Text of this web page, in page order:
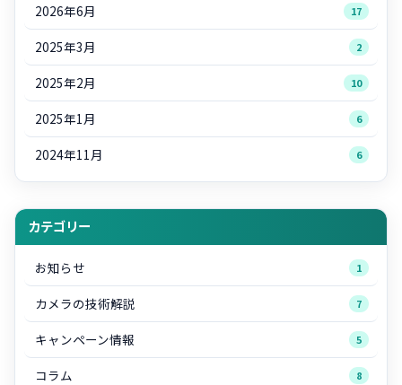
2026年6月 17
2025年3月 2
2025年2月 10
2025年1月 6
2024年11月 6
カテゴリー
お知らせ 1
カメラの技術解説 7
キャンペーン情報 5
コラム 8